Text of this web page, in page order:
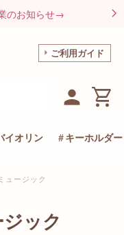
のお知らせ→
ご利用ガイド
イオリン キーホルダー
ュージック
ック